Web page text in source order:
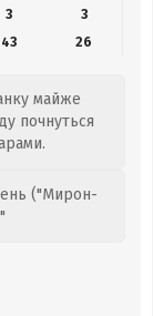
3
3
43 26
майже
почнуться
("Мирон-